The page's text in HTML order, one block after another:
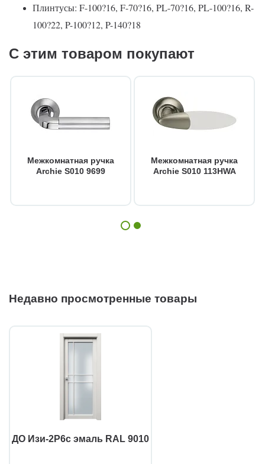
Плинтусы: F-100?16, F-70?16, PL-70?16, PL-100?16, R-
100?22, P-100?12, P-140?18
С этим товаром покупают
Межкомнатная ручка
Archie S010 9699
Межкомнатная ручка
Archie S010 113HWA
Недавно просмотренные товары
ДО Изи-2Р6с эмаль RAL 9010